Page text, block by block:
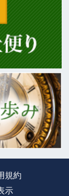
規約
示